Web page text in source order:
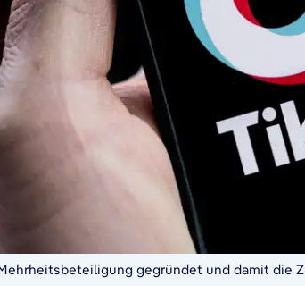
gegründet und damit die